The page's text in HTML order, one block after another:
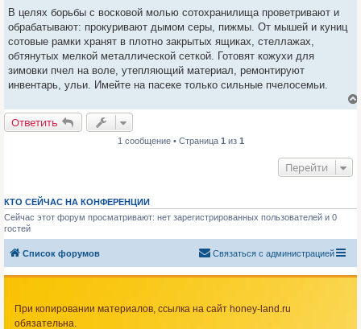
В целях борьбы с восковой молью сотохранилища проветривают и
обрабатывают: прокуривают дымом серы, пижмы. От мышей и куниц
сотовые рамки хранят в плотно закрытых ящиках, стеллажах,
обтянутых мелкой металлической сеткой. Готовят кожухи для
зимовки пчел на воле, утепляющий материал, ремонтируют
инвентарь, ульи. Имейте на пасеке только сильные пчелосемьи.
Ответить
1 сообщение • Страница 1 из 1
Перейти
КТО СЕЙЧАС НА КОНФЕРЕНЦИИ
Сейчас этот форум просматривают: нет зарегистрированных пользователей и 0
гостей
Список форумов Связаться с администрацией
При копировании материалов, ссылка на сайт honey-land.ru
обязательна.